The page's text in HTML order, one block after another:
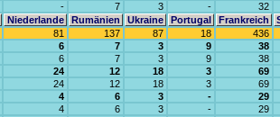
- 7 3 -
32
Niederlande Rumänien Ukraine Portugal Frankreich
81 137 87 18
436
6 7 3 9
38
6 7 3 9
38
24 12 18 3
69
24 12 18 3
69
4 6 3 -
29
4 6 3 -
29